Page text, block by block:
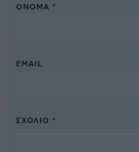
ΌΝΟΜΑ *
EMAIL
ΣΧΌΛΙΟ *